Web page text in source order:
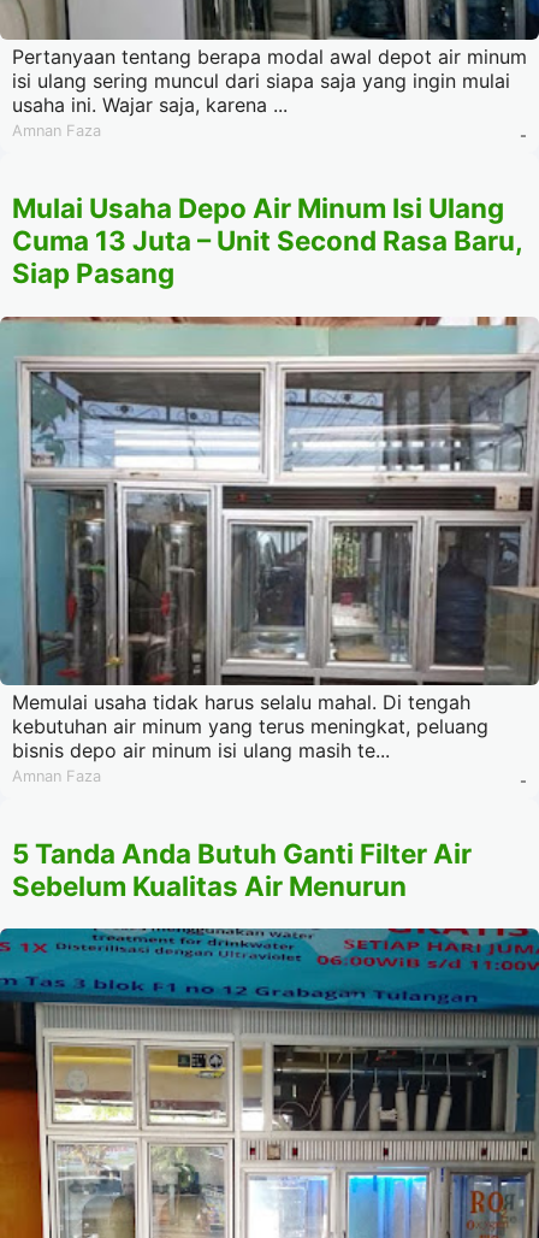
Pertanyaan tentang berapa modal awal depot air minum
isi ulang sering muncul dari siapa saja yang ingin mulai
usaha ini. Wajar saja, karena ...
Amnan Faza -
Mulai Usaha Depo Air Minum Isi Ulang
Cuma 13 Juta – Unit Second Rasa Baru,
Siap Pasang
Memulai usaha tidak harus selalu mahal. Di tengah
kebutuhan air minum yang terus meningkat, peluang
bisnis depo air minum isi ulang masih te...
Amnan Faza -
5 Tanda Anda Butuh Ganti Filter Air
Sebelum Kualitas Air Menurun